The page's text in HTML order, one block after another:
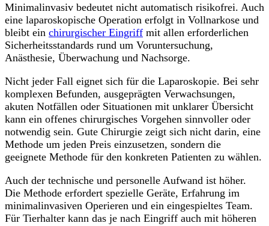
Minimalinvasiv bedeutet nicht automatisch risikofrei. Auch
eine laparoskopische Operation erfolgt in Vollnarkose und
bleibt ein chirurgischer Eingriff mit allen erforderlichen
Sicherheitsstandards rund um Voruntersuchung,
Anästhesie, Überwachung und Nachsorge.
Nicht jeder Fall eignet sich für die Laparoskopie. Bei sehr
komplexen Befunden, ausgeprägten Verwachsungen,
akuten Notfällen oder Situationen mit unklarer Übersicht
kann ein offenes chirurgisches Vorgehen sinnvoller oder
notwendig sein. Gute Chirurgie zeigt sich nicht darin, eine
Methode um jeden Preis einzusetzen, sondern die
geeignete Methode für den konkreten Patienten zu wählen.
Auch der technische und personelle Aufwand ist höher.
Die Methode erfordert spezielle Geräte, Erfahrung im
minimalinvasiven Operieren und ein eingespieltes Team.
Für Tierhalter kann das je nach Eingriff auch mit höheren